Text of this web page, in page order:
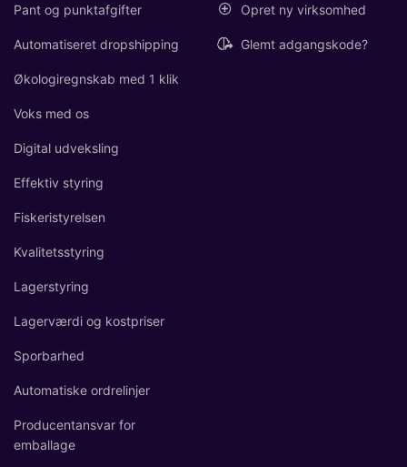
Pant og punktafgifter
Automatiseret dropshipping
Økologiregnskab med 1 klik
Voks med os
Digital udveksling
Effektiv styring
Fiskeristyrelsen
Kvalitetsstyring
Lagerstyring
Lagerværdi og kostpriser
Sporbarhed
Automatiske ordrelinjer
Producentansvar for
emballage
Opret ny virksomhed
Glemt adgangskode?